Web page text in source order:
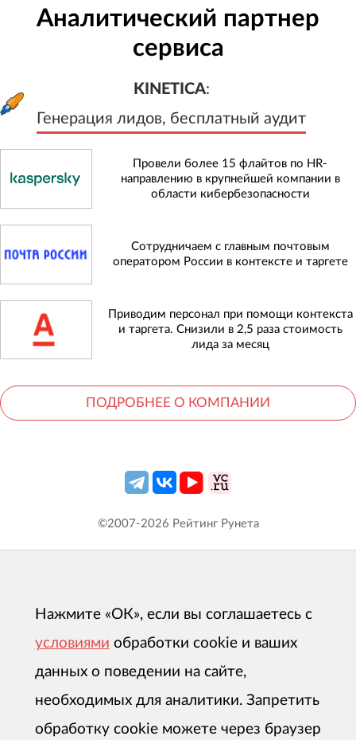
Аналитический партнер
сервиса
KINETICA:
Генерация лидов, бесплатный аудит
Генерация лидов, бесплатный
Провели более 15 флайтов по HR-
направлению в крупнейшей компании в
области кибербезопасности
Сотрудничаем с главным почтовым
оператором России в контексте и таргете
Приводим персонал при помощи контекста
и таргета. Снизили в 2,5 раза стоимость
лида за месяц
ПОДРОБНЕЕ О КОМПАНИИ
©2007-2026 Рейтинг Рунета
Нажмите «ОК», если вы соглашаетесь с
условиями обработки cookie и ваших
данных о поведении на сайте,
необходимых для аналитики. Запретить
обработку cookie можете через браузер